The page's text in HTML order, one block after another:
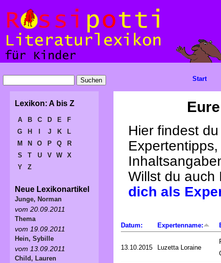
Hier findest
Willst du
dich als
Datum: Expertenname:
13.10.2015 Luzetta Loraine
Start
Lexikon: A bis Z
A B C D E
F
G
H J K
L
M
N O P Q
R
S
T U V W
X
Y
Z
Neue Lexikonartikel
Junge, Norman
vom 20.09.2011
Thema
vom 19.09.2011
Hein, Sybille
vom 13.09.2011
Child, Lauren